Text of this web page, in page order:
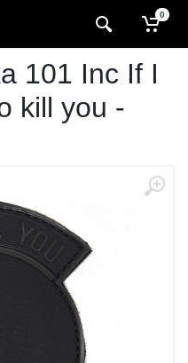
0
101 Inc If I
kill you -